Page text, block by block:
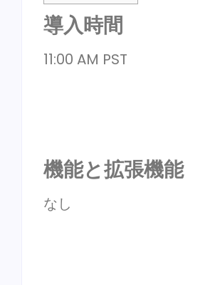
導入時間
11:00 AM PST
機能と拡張機能
なし